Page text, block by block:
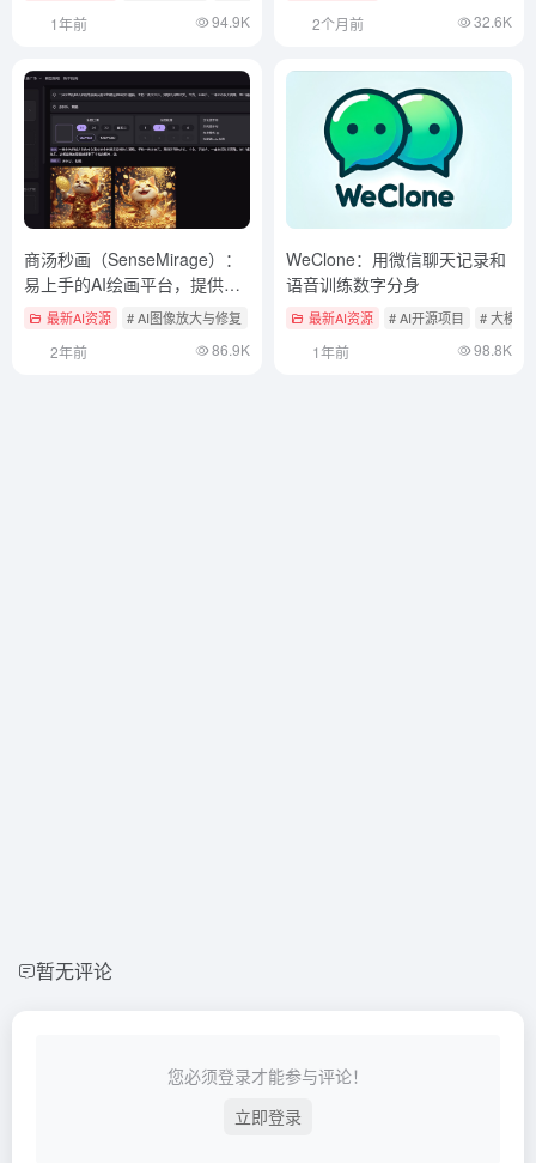
1年前 94.9K 2个月前 32.6K
商汤秒画（SenseMirage）：
易上手的AI绘画平台，提供商
汤自研基础大模型“Artist”
最新AI资源 # AI图像放大与修复 # AI在线生成图像
2年前 86.9K
WeClone：用微信聊天记录和
语音训练数字分身
最新AI资源 # AI开源项目 # 大模型
1年前 98.8K
暂无评论
您必须登录才能参与评论！
立即登录